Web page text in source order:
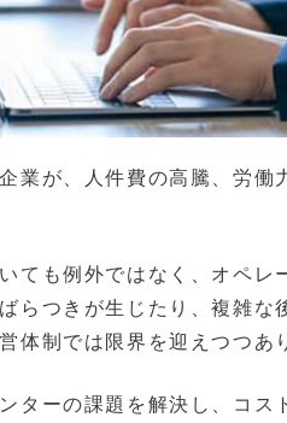
業が、人件費の高騰、労
ても例外ではなく、オペ
らつきが生じたり、複雑
体制では限界を迎えつつあ
ターの課題を解決し、コ